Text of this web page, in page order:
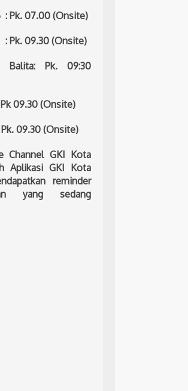
: Pk. 07.00 (Onsite)
: Pk. 09.30 (Onsite)
Balita: Pk. 09:30
09.30 (Onsite)
09.30 (Onsite)
Channel GKI Kota
Aplikasi GKI Kota
reminder
yang sedang